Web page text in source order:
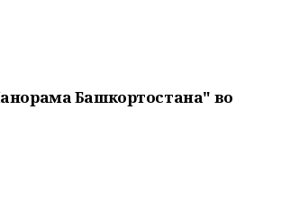
Башкортостана" во